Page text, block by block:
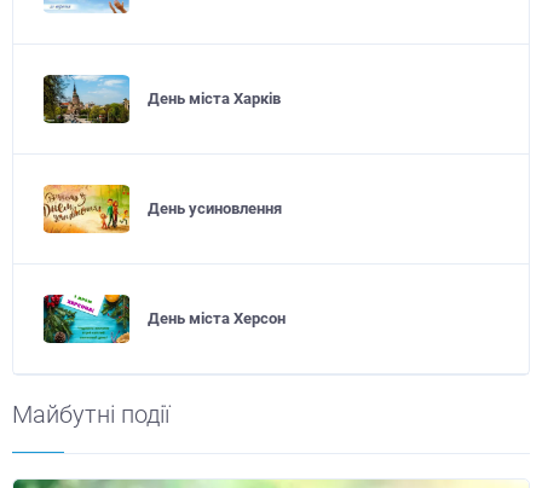
День міста Харків
День усиновлення
День міста Херсон
Майбутні події